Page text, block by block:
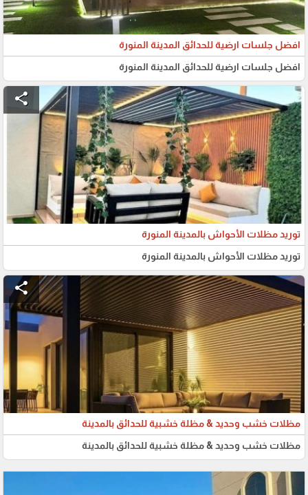
افضل جلسات ارضية للحدائق المدينة المنورة
افضل جلسات ارضية للحدائق المدينة المنورة
share
توريد مظلات الأحواش بالمدينة المنورة
توريد مظلات الأحواش بالمدينة المنورة
share
مظلات خشب وحديد & مظلة خشبية للحدائق بالمدينة
مظلات خشب وحديد & مظلة خشبية للحدائق بالمدينة